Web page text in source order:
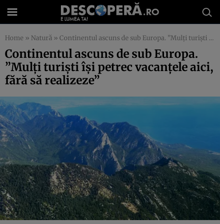
Home » Natură » Continentul ascuns de sub Europa. ”Mulţi turişti îşi petrec vacanţele aici, fără să realizeze”
Continentul ascuns de sub Europa.
”Mulţi turişti îşi petrec vacanţele aici,
fără să realizeze”